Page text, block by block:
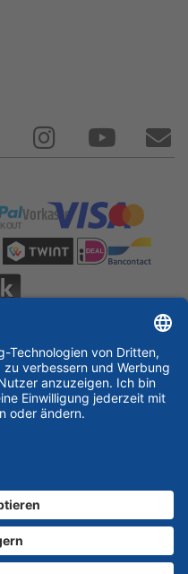
Vorkasse
new